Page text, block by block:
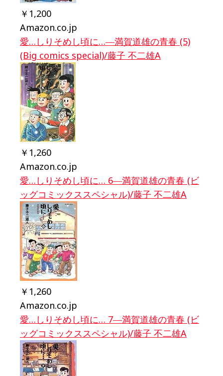
￥1,200
Amazon.co.jp
愛…しりそめし頃に…―満賀道雄の青春 (5)
(Big comics special)/藤子 不二雄A
￥1,260
Amazon.co.jp
愛…しりそめし頃に… 6―満賀道雄の青春 (ビ
ッグコミックススペシャル)/藤子 不二雄A
￥1,260
Amazon.co.jp
愛…しりそめし頃に… 7―満賀道雄の青春 (ビ
ッグコミックススペシャル)/藤子 不二雄A